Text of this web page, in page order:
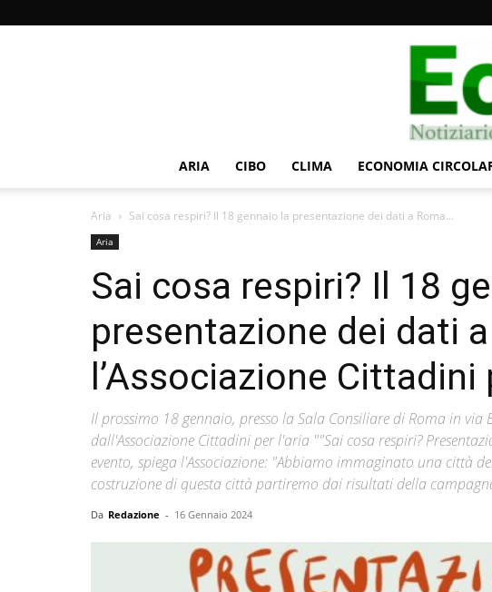
ARIA CIBO CLIMA ECONOMIA
Aria Sai cosa respiri? Il 18 gennaio la presentazione dei dati a Roma...
Aria
Sai cosa respiri? Il 18
presentazione dei dati
l’Associazione Cittadini
Il prossimo 18 gennaio, presso la Sala Consiliare di Roma in via
dall'Associazione Cittadini per l'aria ""Sai cosa respiri?
evento, spiega l'Associazione: "Abbiamo immaginato una città
costruzione di questa città partiremo dai risultati della
Da Redazione - 16 Gennaio 2024